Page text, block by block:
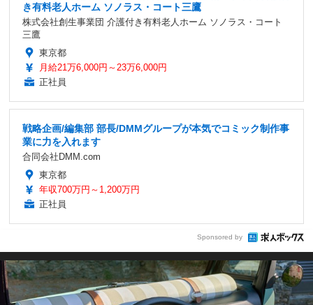
き有料老人ホーム ソノラス・コート三鷹
株式会社創生事業団 介護付き有料老人ホーム ソノラス・コート
三鷹
東京都
月給21万6,000円～23万6,000円
正社員
戦略企画/編集部 部長/DMMグループが本気でコミック制作事
業に力を入れます
合同会社DMM.com
東京都
年収700万円～1,200万円
正社員
Sponsored by